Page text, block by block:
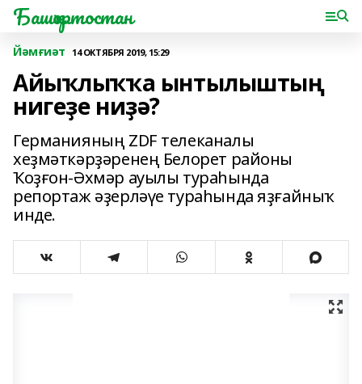
Башҡортостан
Йәмғиәт 14 ОКТЯБРЯ 2019, 15:29
Айыҡлыҡҡа ынтылыштың
нигеҙе ниҙә?
Германияның ZDF телеканалы
хеҙмәткәрҙәренең Белорет районы
Ҡоҙғон-Әхмәр ауылы тураһында
репортаж әҙерләүе тураһында яҙғайныҡ
инде.